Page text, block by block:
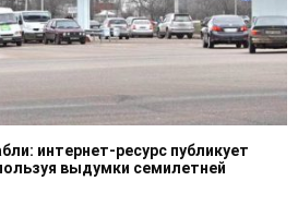
интернет-ресурс публикует
выдумки семилетней